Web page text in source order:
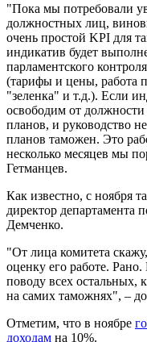
"Пока мы потребовали
должностных лиц,
очень простой KPI для
индикатив будет
парламентского
(тарифы и цены, работа
"зеленка" и т.д.). Если
освободим от
планов, и руководство
планов таможен. Это
несколько месяцев мы
Гетманцев.
Как известно, с ноября
директор департамента
Демченко.
"От лица комитета
оценку его работе.
поводу всех остальных,
на самих таможнях", –
Отметим, что в ноябре
доходам на 10%.